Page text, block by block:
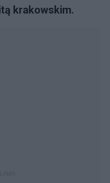
krakowskim.